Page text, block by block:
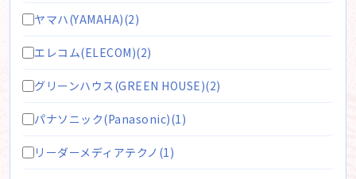
ヤマハ(YAMAHA)(2)
エレコム(ELECOM)(2)
グリーンハウス(GREEN HOUSE)(2)
パナソニック(Panasonic)(1)
リーダーメディアテクノ(1)